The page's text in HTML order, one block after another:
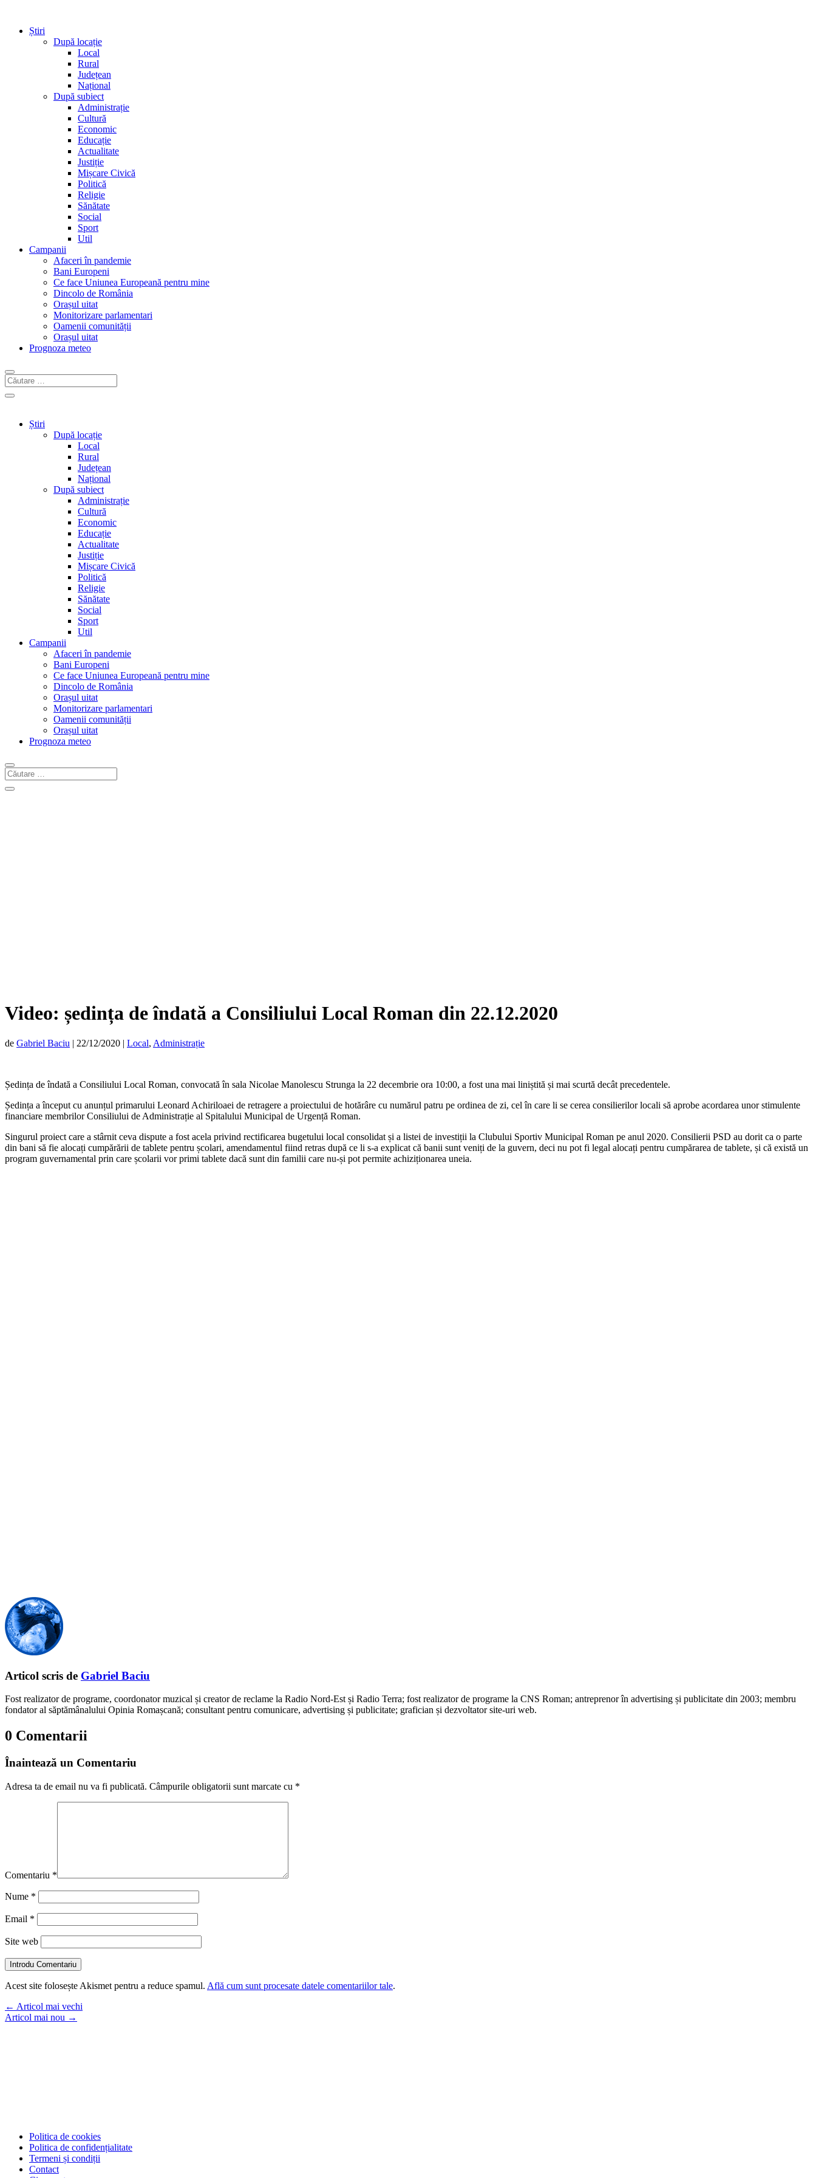
Știri
După locație
Local
Rural
Județean
Național
După subiect
Administrație
Cultură
Economic
Educație
Actualitate
Justiție
Mișcare Civică
Politică
Religie
Sănătate
Social
Sport
Util
Campanii
Afaceri în pandemie
Bani Europeni
Ce face Uniunea Europeană pentru mine
Dincolo de România
Orașul uitat
Monitorizare parlamentari
Oamenii comunității
Orașul uitat
Prognoza meteo
Știri
După locație
Local
Rural
Județean
Național
După subiect
Administrație
Cultură
Economic
Educație
Actualitate
Justiție
Mișcare Civică
Politică
Religie
Sănătate
Social
Sport
Util
Campanii
Afaceri în pandemie
Bani Europeni
Ce face Uniunea Europeană pentru mine
Dincolo de România
Orașul uitat
Monitorizare parlamentari
Oamenii comunității
Orașul uitat
Prognoza meteo
Video: ședința de îndată a Consiliului Local Roman din 22.12.2020
de Gabriel Baciu | 22/12/2020 | Local, Administrație
Ședința de îndată a Consiliului Local Roman, convocată în sala Nicolae Manolescu Strunga la 22 decembrie ora 10:00, a fost una mai liniștită și mai scurtă decât precedentele.
Ședința a început cu anunțul primarului Leonard Achiriloaei de retragere a proiectului de hotărâre cu numărul patru pe ordinea de zi, cel în care li se cerea consilierilor locali să aprobe acordarea unor stimulente
financiare membrilor Consiliului de Administrație al Spitalului Municipal de Urgență Roman.
Singurul proiect care a stârnit ceva dispute a fost acela privind rectificarea bugetului local consolidat și a listei de investiții la Clubului Sportiv Municipal Roman pe anul 2020. Consilierii PSD au dorit ca o parte
din bani să fie alocați cumpărării de tablete pentru școlari, amendamentul fiind retras după ce li s-a explicat că banii sunt veniți de la guvern, deci nu pot fi legal alocați pentru cumpărarea de tablete, și că există un
program guvernamental prin care școlarii vor primi tablete dacă sunt din familii care nu-și pot permite achiziționarea uneia.
Articol scris de Gabriel Baciu
Fost realizator de programe, coordonator muzical și creator de reclame la Radio Nord-Est și Radio Terra; fost realizator de programe la CNS Roman; antreprenor în advertising și publicitate din 2003; membru
fondator al săptămânalului Opinia Romașcană; consultant pentru comunicare, advertising și publicitate; grafician și dezvoltator site-uri web.
0 Comentarii
Înaintează un Comentariu
Adresa ta de email nu va fi publicată. Câmpurile obligatorii sunt marcate cu *
Comentariu *
Nume *
Email *
Site web
Introdu Comentariu
Acest site folosește Akismet pentru a reduce spamul. Află cum sunt procesate datele comentariilor tale.
← Articol mai vechi
Articol mai nou →
Politica de cookies
Politica de confidențialitate
Termeni și condiții
Contact